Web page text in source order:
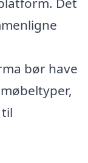
bør have